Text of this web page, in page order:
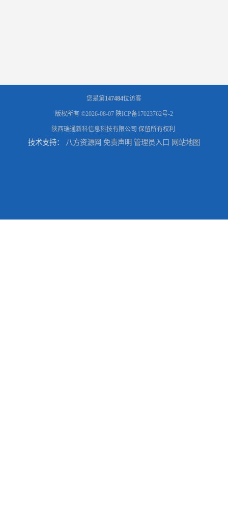
您是第147484位访客
版权所有 ©2026-08-07 陕ICP备17023762号-2
陕西瑞通新科信息科技有限公司 保留所有权利.
技术支持： 八方资源网 免责声明 管理员入口 网站地图